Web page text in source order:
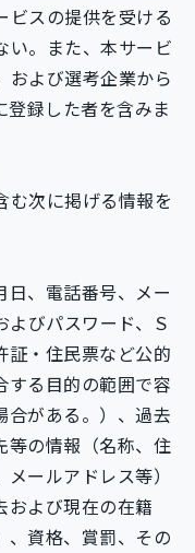
ビスの提供を受ける
い。また、本サービ
および選考企業から
録した者を含みま
む次に掲げる情報を
日、電話番号、メー
びパスワード、Ｓ
証・住民票など公的
する目的の範囲で容
合がある。）、過去
等の情報（名称、住
ールアドレス等）
および現在の在籍
、資格、賞罰、その